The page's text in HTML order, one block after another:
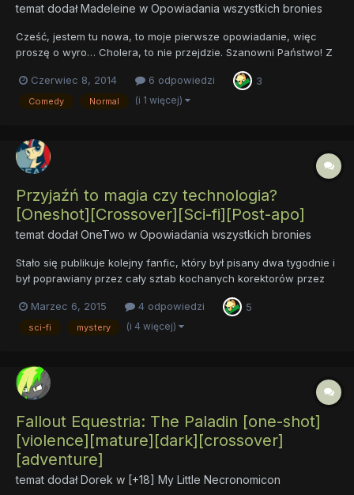
temat dodałMadeleine w Opowiadania wszystkich bronies
Cześć, jestem tu nowa, to moje pierwsze opowiadanie, więc
proszę o wyro… Cholera, to nie przejdzie. Szanowni Państwo! Z
Wzorów [One-Shot] [Normal] [Comedy] Tekst miał być wysłany
na edycję MMF „Pierwszy dzień rządów księżniczki Twil...
Czerwiec 8, 2014 6 odpowiedzi 3
Comedy Normal (i 1 więcej)
Przyjaźń to magia czy technologia?
[Oneshot][Crossover][Sci-fi][Post-apo]
temat dodałOneTwo w Opowiadania wszystkich bronies
Stało się publikuje kolejny fanfic, który był pisany dwa tygodnie i
był poprawiany przez cały sztab kochanych korektorów przez
aby stworzyć dobre opowiadanie nie tylko pod względem
historii, ale przede wszystkim stylistyki. Korekta: Go...
Marzec 6, 2015 4 odpowiedzi 5
sci-fi mystery (i 4 więcej)
Fallout Equestria: The Paladin [one-shot]
[violence][mature][dark][crossover]
[adventure]
temat dodałDorek w [+18] My Little Necronomicon